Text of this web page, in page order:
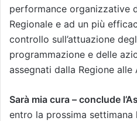
performance organizzative
Regionale e ad un più
controllo sull’attuazione
programmazione e delle
assegnati dalla Regione alle
Sarà mia cura – conclude
entro la prossima settimana